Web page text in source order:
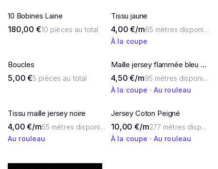
10 Bobines Laine
180,00 €10 pièces au total
Tissu jaune
4,00 €/m
65 mètres disponibles
À la coupe
Boucles
5,00 €5 pièces au total
Maille jersey flammée bleu marine – 140 g/m²
4,50 €/m
95 mètres disponibles
À la coupe · Au rouleau
Tissu maille jersey noire
4,00 €/m
55 mètres disponibles
Au rouleau
Jersey Coton Peigné
10,00 €/m
277 mètres disponibles
À la coupe · Au rouleau